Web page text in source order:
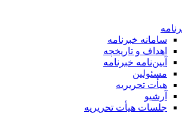
سامانه خبرنامه
اهداف و تاریخچه
آیین‌نامه خبرنامه
مسئولین
هیأت تحریریه
آرشیو
جلسات هیأت تحریریه